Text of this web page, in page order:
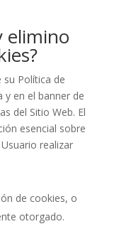
elimino
Política de
y en el banner de
del Sitio Web. El
esencial sobre
realizar
de cookies, o
otorgado.